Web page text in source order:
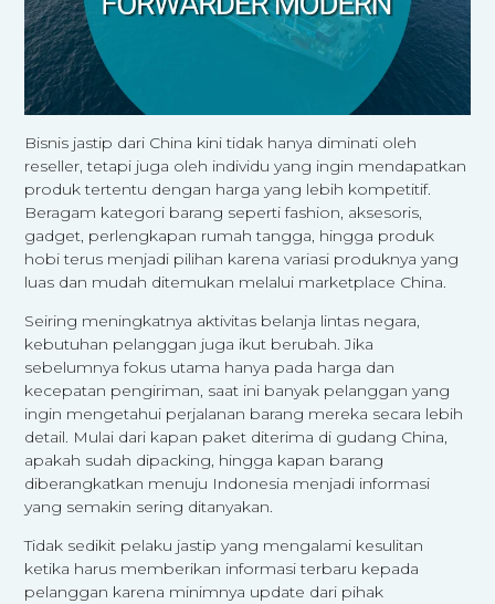
Bisnis jastip dari China kini tidak hanya diminati oleh
reseller, tetapi juga oleh individu yang ingin mendapatkan
produk tertentu dengan harga yang lebih kompetitif.
Beragam kategori barang seperti fashion, aksesoris,
gadget, perlengkapan rumah tangga, hingga produk
hobi terus menjadi pilihan karena variasi produknya yang
luas dan mudah ditemukan melalui marketplace China.
Seiring meningkatnya aktivitas belanja lintas negara,
kebutuhan pelanggan juga ikut berubah. Jika
sebelumnya fokus utama hanya pada harga dan
kecepatan pengiriman, saat ini banyak pelanggan yang
ingin mengetahui perjalanan barang mereka secara lebih
detail. Mulai dari kapan paket diterima di gudang China,
apakah sudah dipacking, hingga kapan barang
diberangkatkan menuju Indonesia menjadi informasi
yang semakin sering ditanyakan.
Tidak sedikit pelaku jastip yang mengalami kesulitan
ketika harus memberikan informasi terbaru kepada
pelanggan karena minimnya update dari pihak